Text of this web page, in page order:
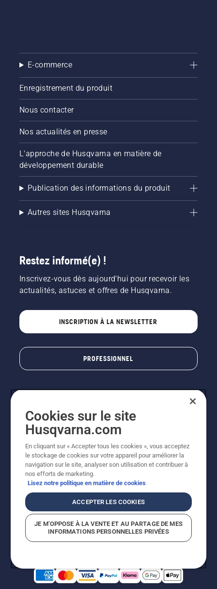
E-commerce
Enregistrement du produit
Nous contacter
Nos actualités en presse
L'approche de Husqvarna en matière de
développement durable
Publication des informations du produit
Autres sites Husqvarna
Restez informé(e) !
Inscrivez-vous dès aujourd'hui pour recevoir les
actualités, astuces et offres de Husqvarna.
INSCRIPTION À LA NEWSLETTER
PROFESSIONNEL
© Husqvarna AB (publ). Tous droits réservés. Les prix
indiqués sont des prix de vente conseillés. Photos non
contractuelles. Tous les prix indiqués sont des prix de
disponible pour un achat direct.
Conditions d'utilisation Avis de confidentialité
Égalité hommes femmesSignalement de violations présumées
Cookies sur le site
Husqvarna.com
En cliquant sur « Accepter tous les cookies », vous acceptez
le stockage de cookies sur votre appareil pour améliorer la
navigation sur le site, analyser son utilisation et contribuer à
nos efforts de marketing.
Lisez notre politique en matière de cookies
ACCEPTER LES COOKIES
JE M’OPPOSE À LA VENTE ET AU PARTAGE DE MES
INFORMATIONS PERSONNELLES PRIVÉES